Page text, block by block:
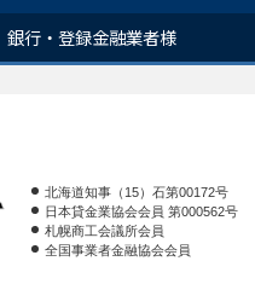
銀行・登録金融業者様
北海道知事（15）石第00172号
日本貸金業協会会員 第000562号
札幌商工会議所会員
全国事業者金融協会会員